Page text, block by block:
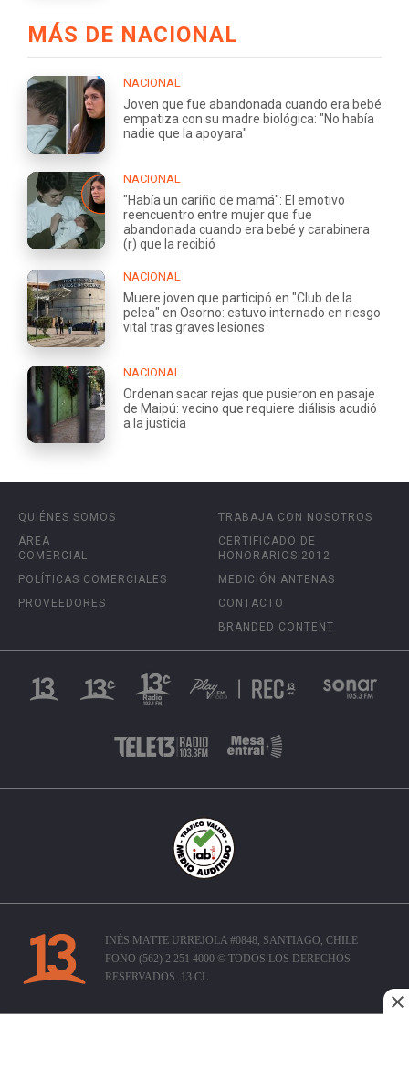
MÁS DE NACIONAL
NACIONAL
Joven que fue abandonada cuando era bebé
empatiza con su madre biológica: "No había
nadie que la apoyara"
NACIONAL
"Había un cariño de mamá": El emotivo
reencuentro entre mujer que fue
abandonada cuando era bebé y carabinera
(r) que la recibió
NACIONAL
Muere joven que participó en "Club de la
pelea" en Osorno: estuvo internado en riesgo
vital tras graves lesiones
NACIONAL
Ordenan sacar rejas que pusieron en pasaje
de Maipú: vecino que requiere diálisis acudió
a la justicia
QUIÉNES SOMOS
ÁREA
COMERCIAL
POLÍTICAS COMERCIALES
PROVEEDORES
TRABAJA CON NOSOTROS
CERTIFICADO DE
HONORARIOS 2012
MEDICIÓN ANTENAS
CONTACTO
BRANDED CONTENT
INÉS MATTE URREJOLA #0848, SANTIAGO, CHILE
FONO (562) 2 251 4000 © TODOS LOS DERECHOS
RESERVADOS. 13.CL